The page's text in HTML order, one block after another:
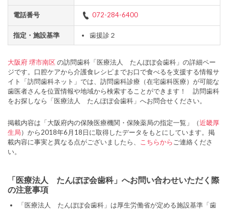
電話番号 072-284-6400
指定・施設基準 歯援診２
大阪府堺市南区の訪問歯科「医療法人 たんぽぽ会歯科」の詳細ペー
ジです。口腔ケアから介護食レシピまでお口で食べるを支援する情報サ
イト「訪問歯科ネット」では、訪問歯科診療（在宅歯科医療）が可能な
歯医者さんを位置情報や地域から検索することができます！ 訪問歯科
をお探しなら「医療法人 たんぽぽ会歯科」へお問合せください。
掲載内容は「大阪府内の保険医療機関・保険薬局の指定一覧」（近畿厚
生局）から2018年6月18日に取得したデータをもとにしています。掲
載内容に事実と異なる点がございましたら、
こちらから ご連絡くださ
い。
「医療法人 たんぽぽ会歯科」へお問い合わせいただく際
の注意事項
「医療法人 たんぽぽ会歯科」は厚生労働省が定める施設基準「歯